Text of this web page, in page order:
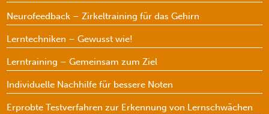
Neurofeedback – Zirkeltraining für das Gehirn
Lerntechniken – Gewusst wie!
Lerntraining – Gemeinsam zum Ziel
Individuelle Nachhilfe für bessere Noten
Erprobte Testverfahren zur Erkennung von Lernschwächen